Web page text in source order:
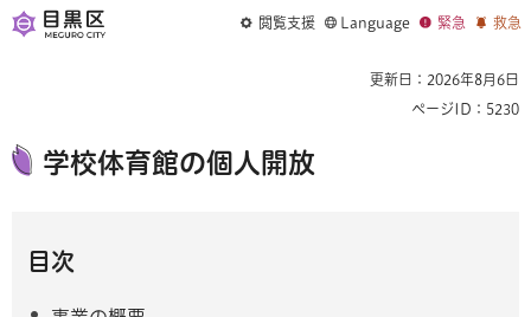
閲覧支援 Language 緊急 救急
更新日：2026年8月6日
ページID：5230
学校体育館の個人開放
目次